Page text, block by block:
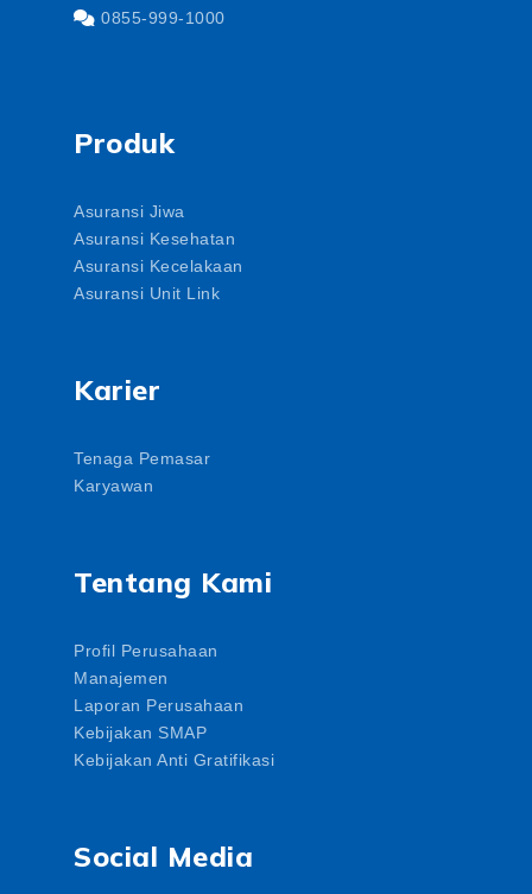
0855-999-1000
Produk
Asuransi Jiwa
Asuransi Kesehatan
Asuransi Kecelakaan
Asuransi Unit Link
Karier
Tenaga Pemasar
Karyawan
Tentang Kami
Profil Perusahaan
Manajemen
Laporan Perusahaan
Kebijakan SMAP
Kebijakan Anti Gratifikasi
Social Media